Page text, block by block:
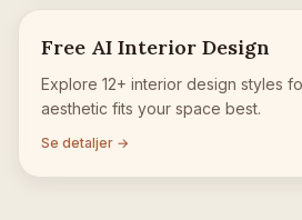
Free AI Interior Design
Explore 12+ interior design styles
aesthetic fits your space best.
Se detaljer →